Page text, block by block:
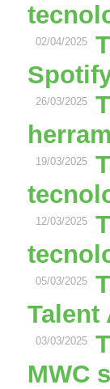
02/04/2025
26/03/2025
19/03/2025
12/03/2025
05/03/2025
Talent
03/03/2025
MWC